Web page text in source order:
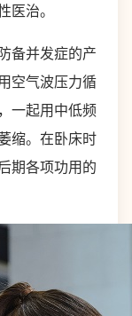
医治。
备并发症的产
空气波压力循
一起用中低频
缩。在卧床时
期各项功用的